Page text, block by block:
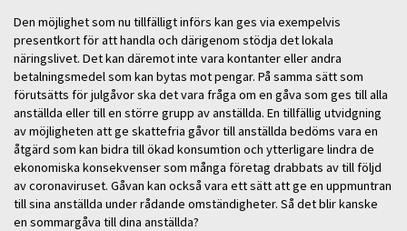
Den möjlighet som nu tillfälligt införs kan ges via exempelvis
presentkort för att handla och därigenom stödja det lokala
näringslivet. Det kan däremot inte vara kontanter eller andra
betalningsmedel som kan bytas mot pengar. På samma sätt som
förutsätts för julgåvor ska det vara fråga om en gåva som ges till alla
anställda eller till en större grupp av anställda. En tillfällig utvidgning
av möjligheten att ge skattefria gåvor till anställda bedöms vara en
åtgärd som kan bidra till ökad konsumtion och ytterligare lindra de
ekonomiska konsekvenser som många företag drabbats av till följd
av coronaviruset. Gåvan kan också vara ett sätt att ge en uppmuntran
till sina anställda under rådande omständigheter. Så det blir kanske
en sommargåva till dina anställda?